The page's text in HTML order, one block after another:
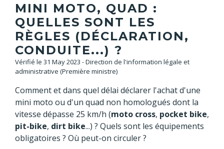
MINI MOTO, QUAD :
QUELLES SONT LES
RÈGLES (DÉCLARATION,
CONDUITE...) ?
Vérifié le 31 May 2023 - Direction de l'information légale et
administrative (Première ministre)
Comment et dans quel délai déclarer l'achat d'une
mini moto ou d'un quad non homologués dont la
vitesse dépasse 25 km/h (moto cross, pocket bike,
pit-bike, dirt bike...) ? Quels sont les équipements
obligatoires ? Où peut-on circuler ?